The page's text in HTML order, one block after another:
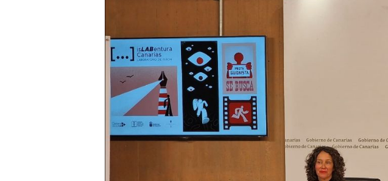
Presione enter para buscar o ESC para cerrar